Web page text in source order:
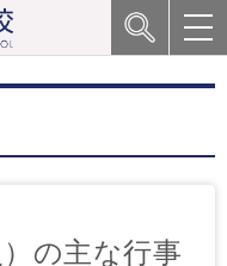
）の主な行事